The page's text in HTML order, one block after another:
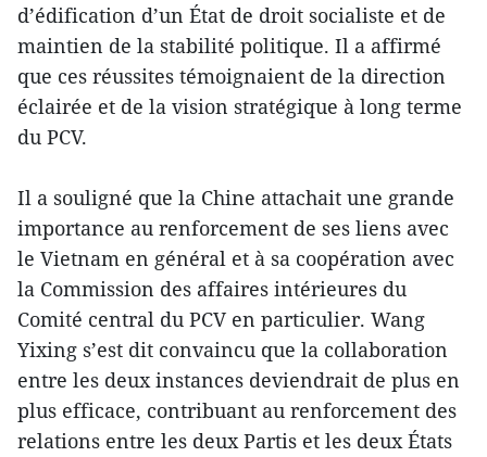
d’édification d’un État de droit socialiste et de
maintien de la stabilité politique. Il a affirmé
que ces réussites témoignaient de la direction
éclairée et de la vision stratégique à long terme
du PCV.
Il a souligné que la Chine attachait une grande
importance au renforcement de ses liens avec
le Vietnam en général et à sa coopération avec
la Commission des affaires intérieures du
Comité central du PCV en particulier. Wang
Yixing s’est dit convaincu que la collaboration
entre les deux instances deviendrait de plus en
plus efficace, contribuant au renforcement des
relations entre les deux Partis et les deux États